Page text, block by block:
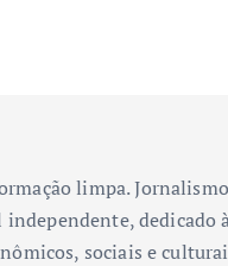
limpa.
dedicado
sociais e